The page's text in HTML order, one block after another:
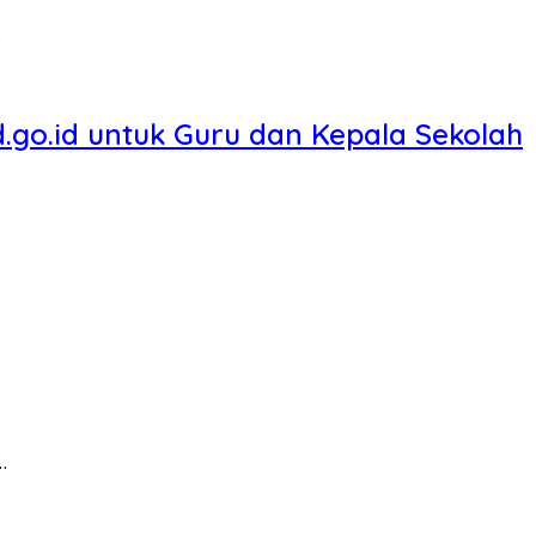
untuk Guru dan Kepala Sekolah